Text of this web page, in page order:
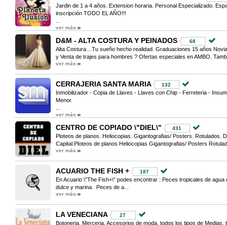
Jardin de 1 a 4 años. Extension horaria. Personal Especializado.
inscripción TODO EL AÑO!!!
ver más
D&M - ALTA COSTURA Y PEINADOS 68
Alta Costura…Tu sueño hecho realidad. Graduaciones 15 años
y Venta de trajes para hombres ? Ofertas especiales en AMBO.
ver más
CERRAJERIA SANTA MARIA 132
Inmobilizador - Copia de Llaves - Llaves con Chip - Ferreteria -
Menor.
ver más
CENTRO DE COPIADO \"DIEL\" 431
Ploteos de planos. Heliocopias. Gigantografias/ Posters. Rotulados.
Capital.Ploteos de planos Heliocopias Gigantografias/ Posters
ver más
ACUARIO THE FISH + 187
En Acuario \"The Fish+\" podes encontrar : Peces tropicales de
dulce y marina. Peces de a...
ver más
LA VENECIANA 27
Botoneria, Merceria, Accesorios de moda, todos los tipos de Medias,